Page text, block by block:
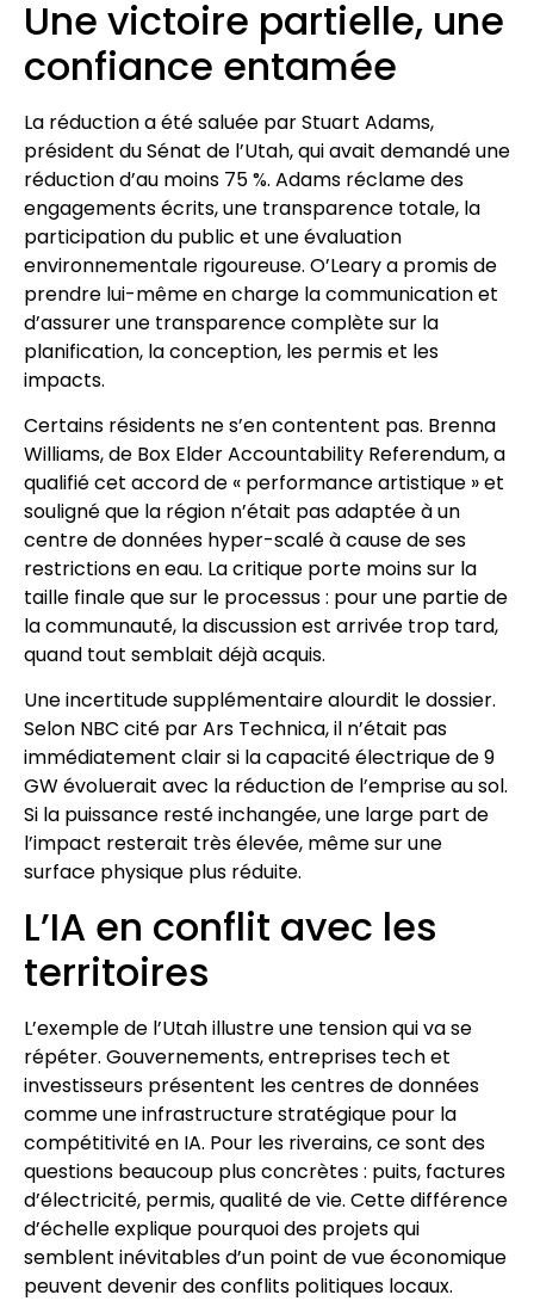
Une victoire partielle, une
confiance entamée
La réduction a été saluée par Stuart Adams,
président du Sénat de l’Utah, qui avait demandé une
réduction d’au moins 75 %. Adams réclame des
engagements écrits, une transparence totale, la
participation du public et une évaluation
environnementale rigoureuse. O’Leary a promis de
prendre lui-même en charge la communication et
d’assurer une transparence complète sur la
planification, la conception, les permis et les
impacts.
Certains résidents ne s’en contentent pas. Brenna
Williams, de Box Elder Accountability Referendum, a
qualifié cet accord de « performance artistique » et
souligné que la région n’était pas adaptée à un
centre de données hyper-scalé à cause de ses
restrictions en eau. La critique porte moins sur la
taille finale que sur le processus : pour une partie de
la communauté, la discussion est arrivée trop tard,
quand tout semblait déjà acquis.
Une incertitude supplémentaire alourdit le dossier.
Selon NBC cité par Ars Technica, il n’était pas
immédiatement clair si la capacité électrique de 9
GW évoluerait avec la réduction de l’emprise au sol.
Si la puissance resté inchangée, une large part de
l’impact resterait très élevée, même sur une
surface physique plus réduite.
L’IA en conflit avec les
territoires
L’exemple de l’Utah illustre une tension qui va se
répéter. Gouvernements, entreprises tech et
investisseurs présentent les centres de données
comme une infrastructure stratégique pour la
compétitivité en IA. Pour les riverains, ce sont des
questions beaucoup plus concrètes : puits, factures
d’électricité, permis, qualité de vie. Cette différence
d’échelle explique pourquoi des projets qui
semblent inévitables d’un point de vue économique
peuvent devenir des conflits politiques locaux.